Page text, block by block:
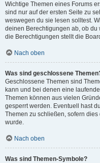
Wichtige Themen eines Forums
sind nur auf der ersten Seite zu
weswegen du sie lesen solltest.
deinen Berechtigungen ab, ob
die Berechtigungen stellt die
Nach oben
Was sind geschlossene
Geschlossene Themen sind
kann und bei denen eine
Themen können aus vielen
gesperrt werden. Eventuell hast
Themen zu schließen, sofern
wurde.
Nach oben
Was sind Themen-Symbole?